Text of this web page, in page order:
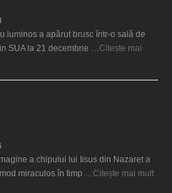
luminos a apărut brusc într-o sală de
SUA la 21 decembrie … Citește mai
a chipului lui Iisus din Nazaret a
miraculos în timp … Citește mai mult